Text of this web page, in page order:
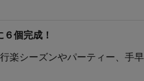
個完成！
楽シーズンやパーティー、手